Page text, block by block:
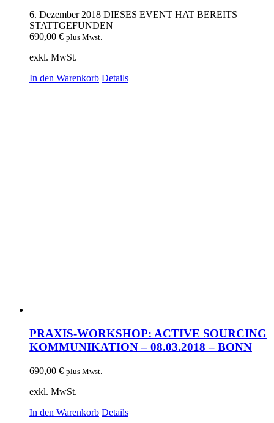
6. Dezember 2018 DIESES EVENT HAT BEREITS
STATTGEFUNDEN
690,00 € plus Mwst.
exkl. MwSt.
In den Warenkorb Details
PRAXIS-WORKSHOP: ACTIVE SOURCING
KOMMUNIKATION – 08.03.2018 – BONN
690,00 € plus Mwst.
exkl. MwSt.
In den Warenkorb Details